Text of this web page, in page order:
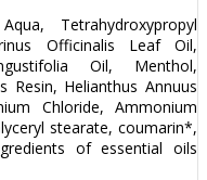
Tetrahydroxypropyl
Officinalis Leaf Oil,
Oil, Menthol,
Resin, Helianthus Annuus
Chloride, Ammonium
stearate, coumarin*,
of essential oils